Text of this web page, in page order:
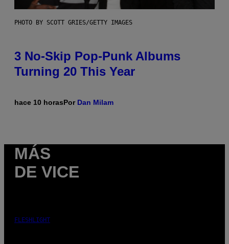
PHOTO BY SCOTT GRIES/GETTY IMAGES
3 No-Skip Pop-Punk Albums
Turning 20 This Year
hace 10 horasPor Dan Milam
MÁS
DE VICE
FLESHLIGHT